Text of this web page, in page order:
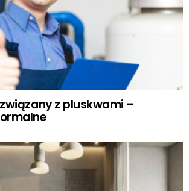
z pluskwami –